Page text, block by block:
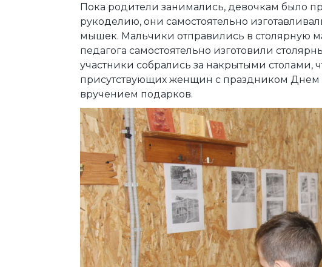
Пока родители занимались, девочкам было
рукоделию, они самостоятельно
мышек. Мальчики отправились в столярную
педагога самостоятельно изготовили
участники собрались за накрытыми столами,
присутствующих женщин с праздником
вручением подарков.